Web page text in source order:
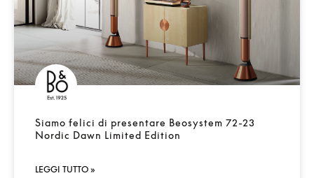
Siamo felici di presentare Beosystem 72-23
Nordic Dawn Limited Edition
LEGGI TUTTO »